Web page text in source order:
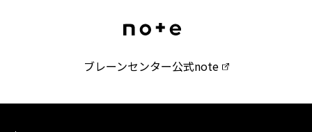
ブレーンセンター公式note